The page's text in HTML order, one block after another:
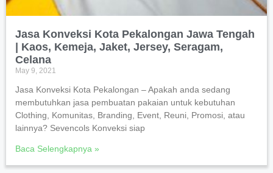
Jasa Konveksi Kota Pekalongan Jawa Tengah
| Kaos, Kemeja, Jaket, Jersey, Seragam,
Celana
May 9, 2021
Jasa Konveksi Kota Pekalongan – Apakah anda sedang
membutuhkan jasa pembuatan pakaian untuk kebutuhan
Clothing, Komunitas, Branding, Event, Reuni, Promosi, atau
lainnya? Sevencols Konveksi siap
Baca Selengkapnya »